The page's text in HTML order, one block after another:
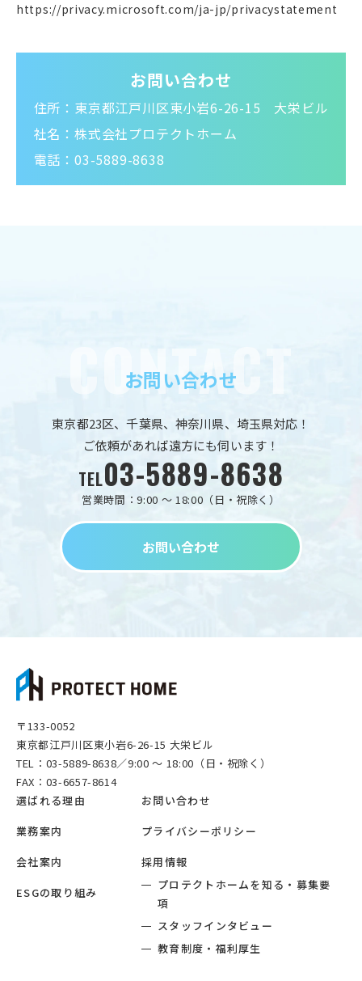
https://privacy.microsoft.com/ja-jp/privacystatement
お問い合わせ
住所：東京都江戸川区東小岩6-26-15 大栄ビル
社名：株式会社プロテクトホーム
電話：03-5889-8638
お問い合わせ
東京都23区、千葉県、神奈川県、埼玉県対応！
ご依頼があれば遠方にも伺います！
TEL03-5889-8638
営業時間：9:00 ～ 18:00（日・祝除く）
お問い合わせ
〒133-0052
東京都江戸川区東小岩6-26-15 大栄ビル
TEL：03-5889-8638／9:00 ～ 18:00（日・祝除く）
FAX：03-6657-8614
選ばれる理由
業務案内
会社案内
ESGの取り組み
お問い合わせ
プライバシーポリシー
採用情報
プロテクトホームを知る・募集要
項
スタッフインタビュー
教育制度・福利厚生